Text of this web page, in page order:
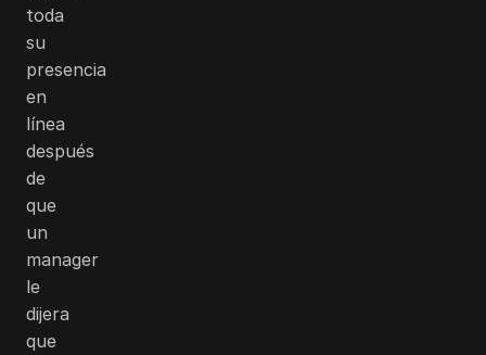
toda
su
presencia
en
línea
después
de
que
un
manager
le
dijera
que